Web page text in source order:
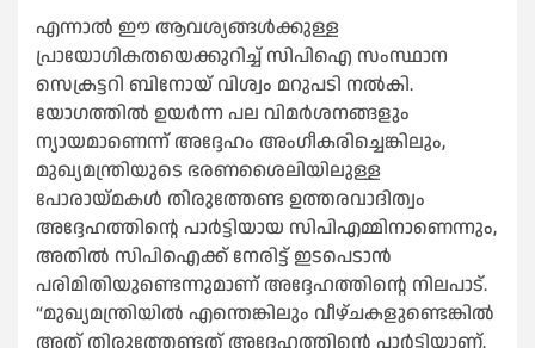
എന്നാല്‍ ഈ ആവശ്യങ്ങള്‍ക്കുള്ള
പ്രായോഗികതയെക്കുറിച്ച്‌ സിപിഐ സംസ്ഥാന
സെക്രട്ടറി ബിനോയ് വിശ്വം മറുപടി നല്‍കി.
യോഗത്തില്‍ ഉയർന്ന പല വിമർശനങ്ങളും
ന്യായമാണെന്ന് അദ്ദേഹം അംഗീകരിച്ചെങ്കിലും,
മുഖ്യമന്ത്രിയുടെ ഭരണശൈലിയിലുള്ള
പോരായ്മകള്‍ തിരുത്തേണ്ട ഉത്തരവാദിത്വം
അദ്ദേഹത്തിന്റെ പാർട്ടിയായ സിപിഎമ്മിനാണെന്നും,
അതില്‍ സിപിഐക്ക് നേരിട്ട് ഇടപെടാൻ
പരിമിതിയുണ്ടെന്നുമാണ് അദ്ദേഹത്തിന്റെ നിലപാട്.
“മുഖ്യമന്ത്രിയില്‍ എന്തെങ്കിലും വീഴ്ചകളുണ്ടെങ്കില്‍